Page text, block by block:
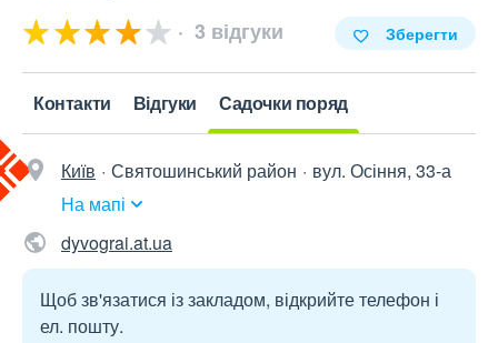
3 відгуки Зберегти
Контакти Відгуки Садочки поряд
Київ Святошинський район
вул. Осіння, 33-а
На мапі
dyvograi.at.ua
Щоб зв'язатися із закладом, відкрийте телефон і
ел. пошту.